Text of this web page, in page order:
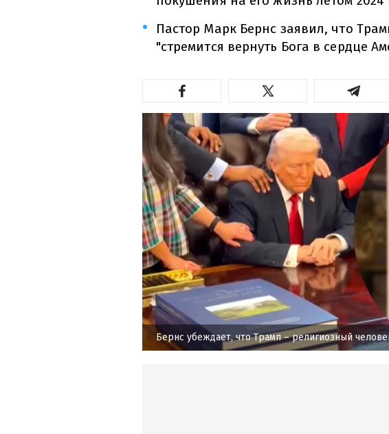
Пастор Марк Бернс заявил, что
"стремится вернуть Бога в сердце
Бернс убеждает, что Трамп – религиозный